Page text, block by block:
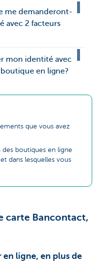
me demanderont-
avec 2 facteurs
mon identité avec
en ligne?
que vous avez
boutiques en ligne
dans lesquelles vous
carte Bancontact,
ligne, en plus de